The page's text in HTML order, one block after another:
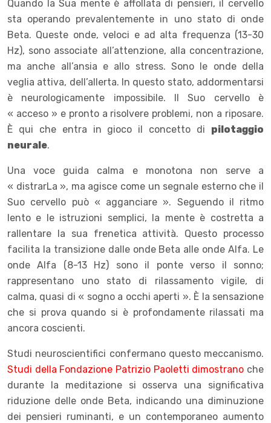
Quando la Sua mente è affollata di pensieri, il cervello
sta operando prevalentemente in uno stato di onde
Beta. Queste onde, veloci e ad alta frequenza (13-30
Hz), sono associate all’attenzione, alla concentrazione,
ma anche all’ansia e allo stress. Sono le onde della
veglia attiva, dell’allerta. In questo stato, addormentarsi
è neurologicamente impossibile. Il Suo cervello è
« acceso » e pronto a risolvere problemi, non a riposare.
È qui che entra in gioco il concetto di pilotaggio
neurale.
Una voce guida calma e monotona non serve a
« distrarLa », ma agisce come un segnale esterno che il
Suo cervello può « agganciare ». Seguendo il ritmo
lento e le istruzioni semplici, la mente è costretta a
rallentare la sua frenetica attività. Questo processo
facilita la transizione dalle onde Beta alle onde Alfa. Le
onde Alfa (8-13 Hz) sono il ponte verso il sonno;
rappresentano uno stato di rilassamento vigile, di
calma, quasi di « sogno a occhi aperti ». È la sensazione
che si prova quando si è profondamente rilassati ma
ancora coscienti.
Studi neuroscientifici confermano questo meccanismo.
Studi della Fondazione Patrizio Paoletti dimostrano che
durante la meditazione si osserva una significativa
riduzione delle onde Beta, indicando una diminuzione
dei pensieri ruminanti, e un contemporaneo aumento